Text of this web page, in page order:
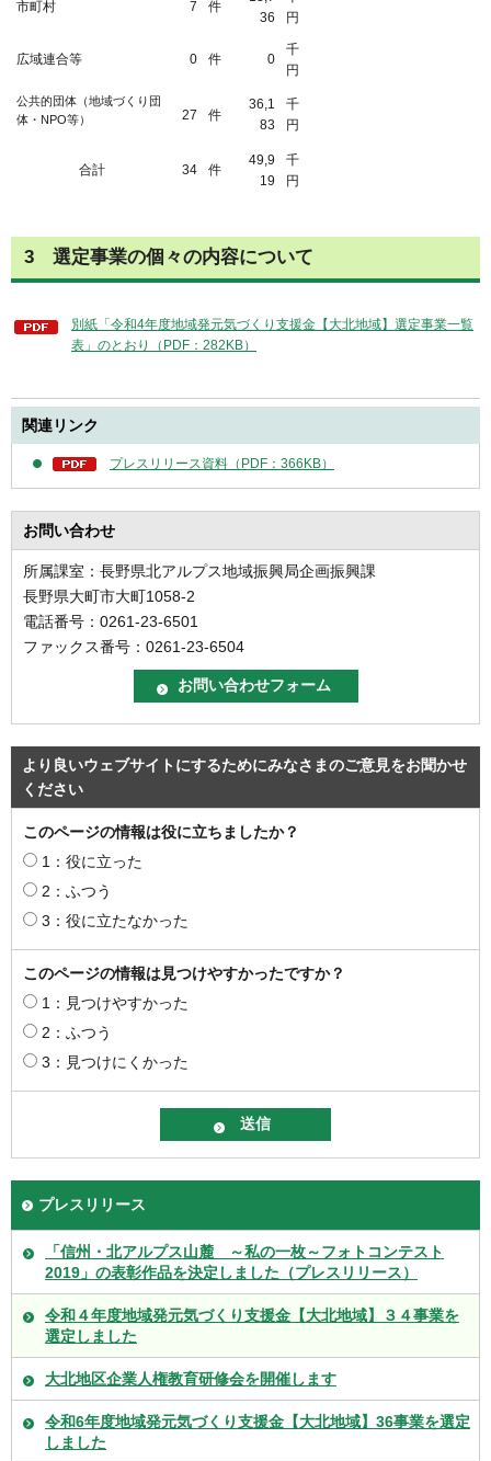
市町村 7 件
36
円
広域連合等 0 件 0
千
円
公共的団体（地域づくり団
体・NPO等）
27 件
36,1
83
千
円
合計 34 件
49,9
19
千
円
3 選定事業の個々の内容について
別紙「令和4年度地域発元気づくり支援金【大北地域】選定事業一覧
表」のとおり（PDF：282KB）
関連リンク
プレスリリース資料（PDF：366KB）
お問い合わせ
所属課室：長野県北アルプス地域振興局企画振興課
長野県大町市大町1058-2
電話番号：0261-23-6501
ファックス番号：0261-23-6504
より良いウェブサイトにするためにみなさまのご意見をお聞かせ
ください
このページの情報は役に立ちましたか？
1：役に立った
2：ふつう
3：役に立たなかった
このページの情報は見つけやすかったですか？
1：見つけやすかった
2：ふつう
3：見つけにくかった
プレスリリース
「信州・北アルプス山麓 ～私の一枚～フォトコンテスト
2019」の表彰作品を決定しました（プレスリリース）
令和４年度地域発元気づくり支援金【大北地域】３４事業を
選定しました
大北地区企業人権教育研修会を開催します
令和6年度地域発元気づくり支援金【大北地域】36事業を選定
しました